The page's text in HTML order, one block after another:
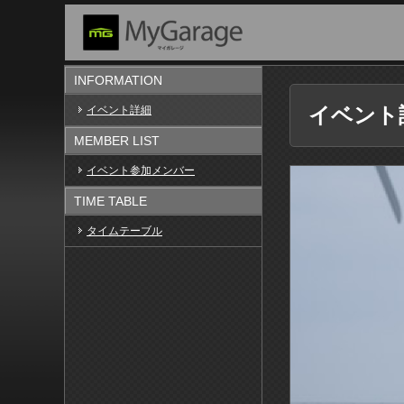
INFORMATION
イベント詳細
MEMBER LIST
イベント参加メンバー
TIME TABLE
タイムテーブル
イベント